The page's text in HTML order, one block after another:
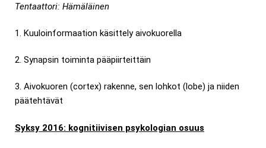
Tentaattori: Hämäläinen
1. Kuuloinformaation käsittely aivokuorella
2. Synapsin toiminta pääpiirteittäin
3. Aivokuoren (cortex) rakenne, sen lohkot (lobe) ja niiden
päätehtävät
Syksy 2016: kognitiivisen psykologian osuus